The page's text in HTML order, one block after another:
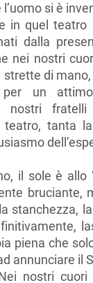
si è
in quel teatro
dalla
nei nostri
strette di
un
nostri fratelli
teatro, tanta
il sole è allo
bruciante,
stanchezza,
piena che
annunciare il
nostri